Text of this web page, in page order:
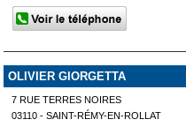
OLIVIER GIORGETTA
7 RUE TERRES NOIRES
03110 - SAINT-RÉMY-EN-ROLLAT